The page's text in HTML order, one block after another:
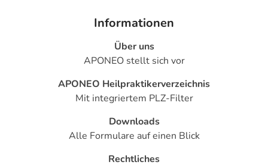
Einzeldosis
Erwachsene 1 Tablette 1-mal täglich
Anwendungshinweise
Informationen
Über uns
APONEO stellt sich vor
APONEO Heilpraktikerverzeichnis
Mit integriertem PLZ-Filter
Downloads
Alle Formulare auf einen Blick
Rechtliches